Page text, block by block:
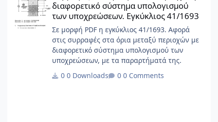
διαφορετικό σύστημα υπολογισμού
των υποχρεώσεων. Εγκύκλιος 41/1693
Σε μορφή PDF η εγκύκλιος 41/1693. Αφορά
στις συρραφές στα όρια μεταξύ περιοχών με
διαφορετικό σύστημα υπολογισμού των
υποχρεώσεων, με τα παραρτήματά της.
0 Downloads
0 Comments